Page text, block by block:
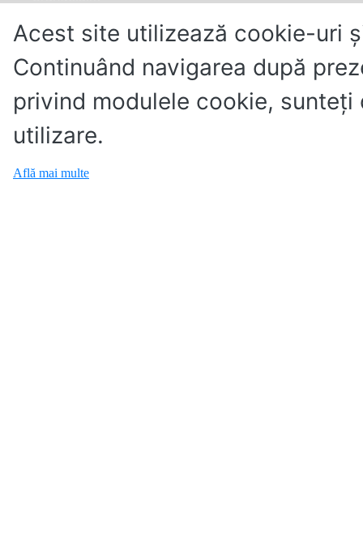
Acest site utilizează cookie-uri
Continuând navigarea după
privind modulele cookie,
utilizare.
Află mai multe